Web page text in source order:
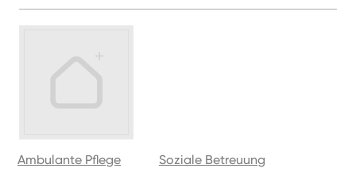
Ambulante Pflege Soziale Betreuung